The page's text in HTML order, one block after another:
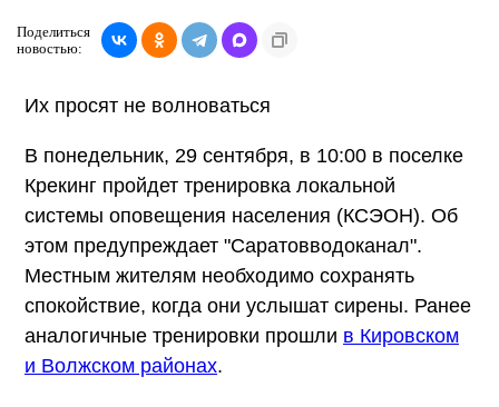
Поделиться
новостью:
Их просят не волноваться
В понедельник, 29 сентября, в 10:00 в поселке
Крекинг пройдет тренировка локальной
системы оповещения населения (КСЭОН). Об
этом предупреждает "Саратовводоканал".
Местным жителям необходимо сохранять
спокойствие, когда они услышат сирены. Ранее
аналогичные тренировки прошли в Кировском
и Волжском районах.